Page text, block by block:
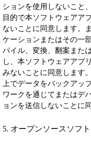
ションを使用しないこと
目的で本ソフトウェアア
ないことに同意します。
ケーションまたはその一
パイル、変換、翻案また
し、本ソフトウェアアプ
みないことに同意します
上でデータをバックアッ
ワークを通じてまたはデ
ョンを送信しないことに
5. オープンソースソフ